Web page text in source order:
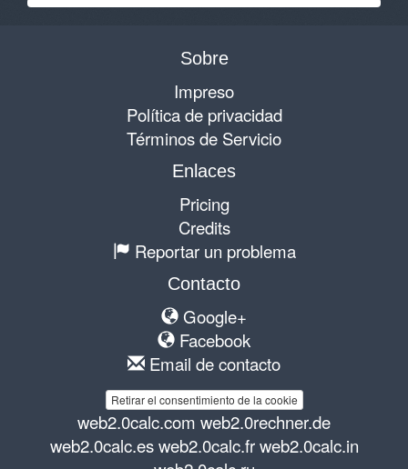
Sobre
Impreso
Política de privacidad
Términos de Servicio
Enlaces
Pricing
Credits
Reportar un problema
Contacto
Google+
Facebook
Email de contacto
Retirar el consentimiento de la cookie
web2.0calc.com web2.0rechner.de
web2.0calc.es web2.0calc.fr web2.0calc.in